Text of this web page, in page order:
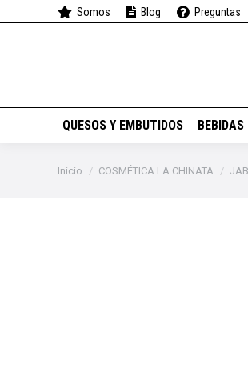
Somos Blog Preguntas
QUESOS Y EMBUTIDOS BEBIDAS
Estás aquí:
Inicio COSMÉTICA LA CHINATA